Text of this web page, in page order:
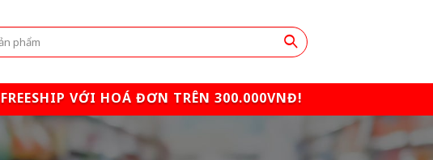
FREESHIP VỚI HOÁ ĐƠN TRÊN 300.000VNĐ!